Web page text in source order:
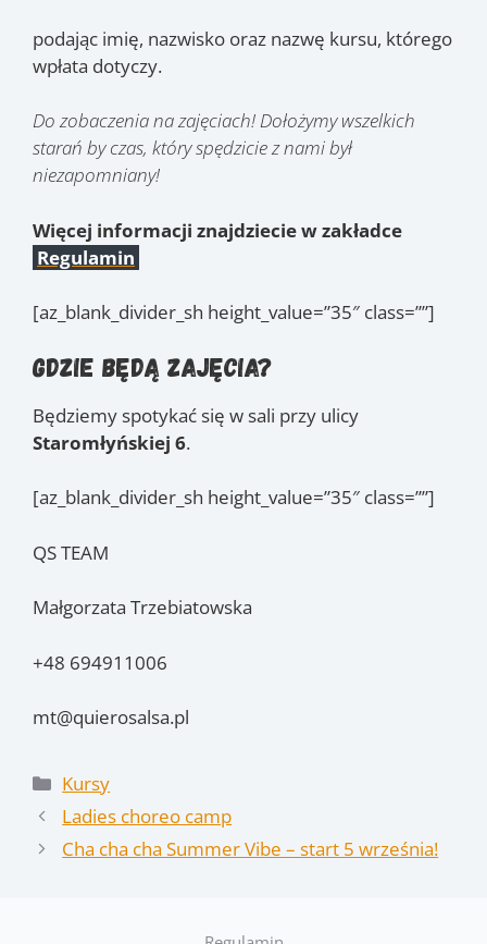
podając imię, nazwisko oraz nazwę kursu, którego
wpłata dotyczy.
Do zobaczenia na zajęciach! Dołożymy wszelkich
starań by czas, który spędzicie z nami był
niezapomniany!
Więcej informacji znajdziecie w zakładce
Regulamin
[az_blank_divider_sh height_value=”35″ class=””]
Gdzie będą zajęcia?
Będziemy spotykać się w sali przy ulicy
Staromłyńskiej 6.
[az_blank_divider_sh height_value=”35″ class=””]
QS TEAM
Małgorzata Trzebiatowska
+48 694911006
mt@quierosalsa.pl
Kategorie
Kursy
Ladies choreo camp
Cha cha cha Summer Vibe – start 5 września!